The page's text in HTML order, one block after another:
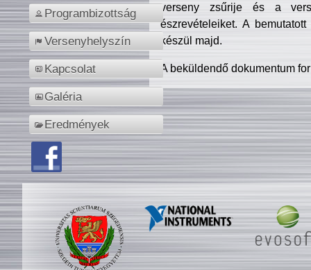
Programbizottság
Versenyhelyszín
Kapcsolat
Galéria
Eredmények
verseny zsűrije és a
észrevételeiket. A
készül majd.
A beküldendő dokumentum